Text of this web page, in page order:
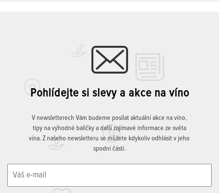
Pohlídejte si slevy a akce na víno
V newsletterech Vám budeme posílat aktuální akce na víno,
tipy na výhodné balíčky a další zajímavé informace ze světa
vína. Z našeho newsletteru se můžete kdykoliv odhlásit v jeho
spodní části.